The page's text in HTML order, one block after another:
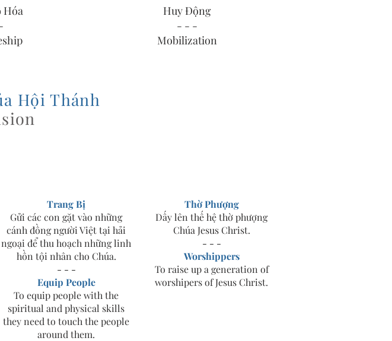
Hóa
Huy Động
- - -
Mobilization
Trang Bị
Gửi các con gặt vào những
cánh đồng người Việt tại hải
ngoại để thu hoạch những linh
hồn tội nhân cho Chúa.
- - -
Equip People
To equip people with the
spiritual and physical skills
they need to touch the people
around them.
Thờ Phượng
Dấy lên thế hệ thờ phượng
Chúa Jesus Christ.
- - -
Worshippers
To raise up a generation of
worshipers of Jesus Christ.
Hội Thánh